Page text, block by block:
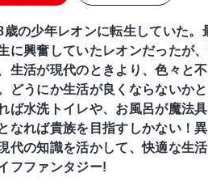
の少年レオンに転生していた。
に興奮していたレオンだったが
生活が現代のときより、色々と
どうにか生活が良くならないか
ば水洗トイレや、お風呂が魔法
なれば貴族を目指すしかない！
代の知識を活かして、快適な生
フファンタジー!